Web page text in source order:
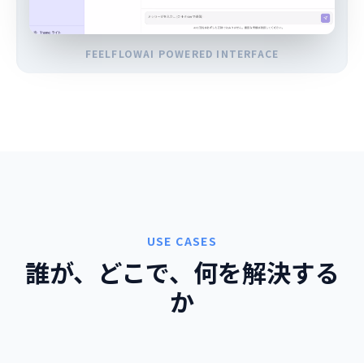
FEELFLOWAI POWERED INTERFACE
USE CASES
誰が、どこで、何を解決する
か